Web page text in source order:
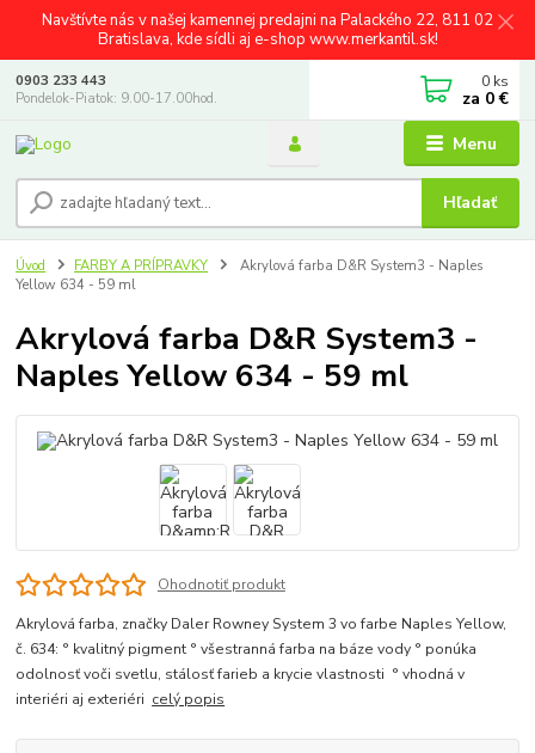
Navštívte nás v našej kamennej predajni na Palackého 22, 811 02
Bratislava, kde sídli aj e-shop www.merkantil.sk!
Menu
Hľadať
0903 233 443
Pondelok-Piatok: 9.00-17.00hod.
0 ks
za 0 €
Úvod FARBY A PRÍPRAVKY
Akrylová farba D&R System3 - Naples
Yellow 634 - 59 ml
Akrylová farba D&R System3 -
Naples Yellow 634 - 59 ml
Ohodnotiť produkt
Akrylová farba, značky Daler Rowney System 3 vo farbe Naples Yellow,
č. 634: ° kvalitný pigment ° všestranná farba na báze vody ° ponúka
odolnosť voči svetlu, stálosť farieb a krycie vlastnosti ° vhodná v
interiéri aj exteriéri celý popis